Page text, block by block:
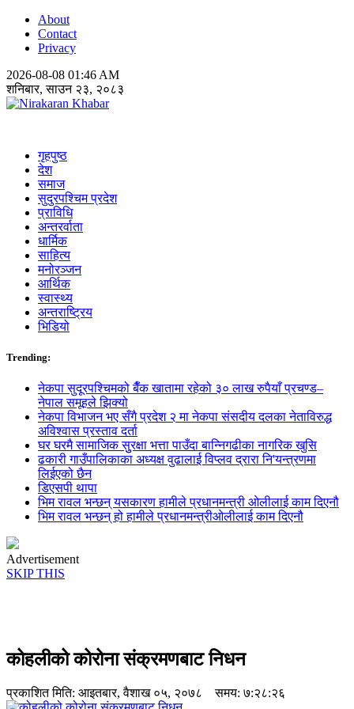
About
Contact
Privacy
2026-08-08 01:46 AM
शनिबार, साउन २३, २०८३
गृहपुष्ठ
देश
समाज
सुदुरपश्चिम प्रदेश
प्राविधि
अन्तरर्वाता
धार्मिक
साहित्य
मनोरञ्जन
आर्थिक
स्वास्थ्य
अन्तराष्ट्रिय
भिडियो
Trending:
नेकपा सुदूरपश्चिमको बैँक खातामा रहेको ३० लाख रुपैयाँ प्रचण्ड–
नेपाल समूहले झिक्य‍ो
नेकपा विभाजन भए सँगै प्रदेश २ मा नेकपा संसदीय दलका नेताविरुद्ध
अविश्वास प्रस्ताव दर्ता
घर घरमै सामाजिक सुुरक्षा भत्ता पाउँदा बान्निगढीका नागरिक खुसि
ढकारी गाउँपालिकाका अध्यक्ष वुढालाई विप्लव द्रारा नि'यन्त्रणमा
लिईएको छैन
डिएसपी थापा
भिम रावल भन्छन् यसकारण हामीले प्रधानमन्त्री ओलीलाई काम दिएनौ
भिम रावल भन्छन् हो हामीले प्रधानमन्त्रीओलीलाई काम दिएनौ
Advertisement
SKIP THIS
कोहलीको कोरोना संक्रमणबाट निधन
प्रकाशित मिति: आइतबार, वैशाख ०५, २०७८ समय: ७:२८:२६